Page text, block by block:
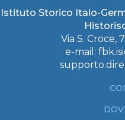
Istituto Storico Italo-
Via S. Croce,
e-mail: